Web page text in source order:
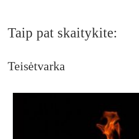
Taip pat skaitykite:
Teisėtvarka